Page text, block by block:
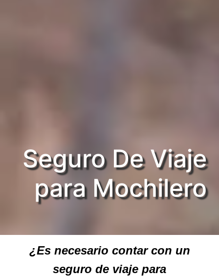
Seguro De Viaje
para Mochilero
¿Es necesario contar con un
seguro de viaje para